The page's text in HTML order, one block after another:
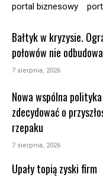
portal biznesowy
Bałtyk w kryzysie.
połowów nie
7 sierpnia, 2026
Nowa wspólna
zdecydować o
rzepaku
7 sierpnia, 2026
Upały topią zyski firm